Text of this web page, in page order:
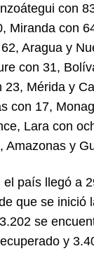
con
Miranda con
Aragua y
con 31,
23, Mérida y
con 17,
Lara con
Amazonas y
el país llegó a
que se inició
se
y